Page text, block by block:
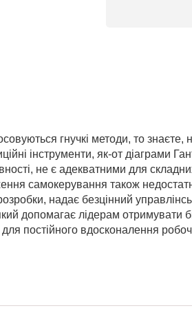
гнучкі методи, то
інструменти, як-от діаграми
не є адекватними для
самокерування також
надає безцінний
допомагає лідерам отримувати
постійного вдосконалення